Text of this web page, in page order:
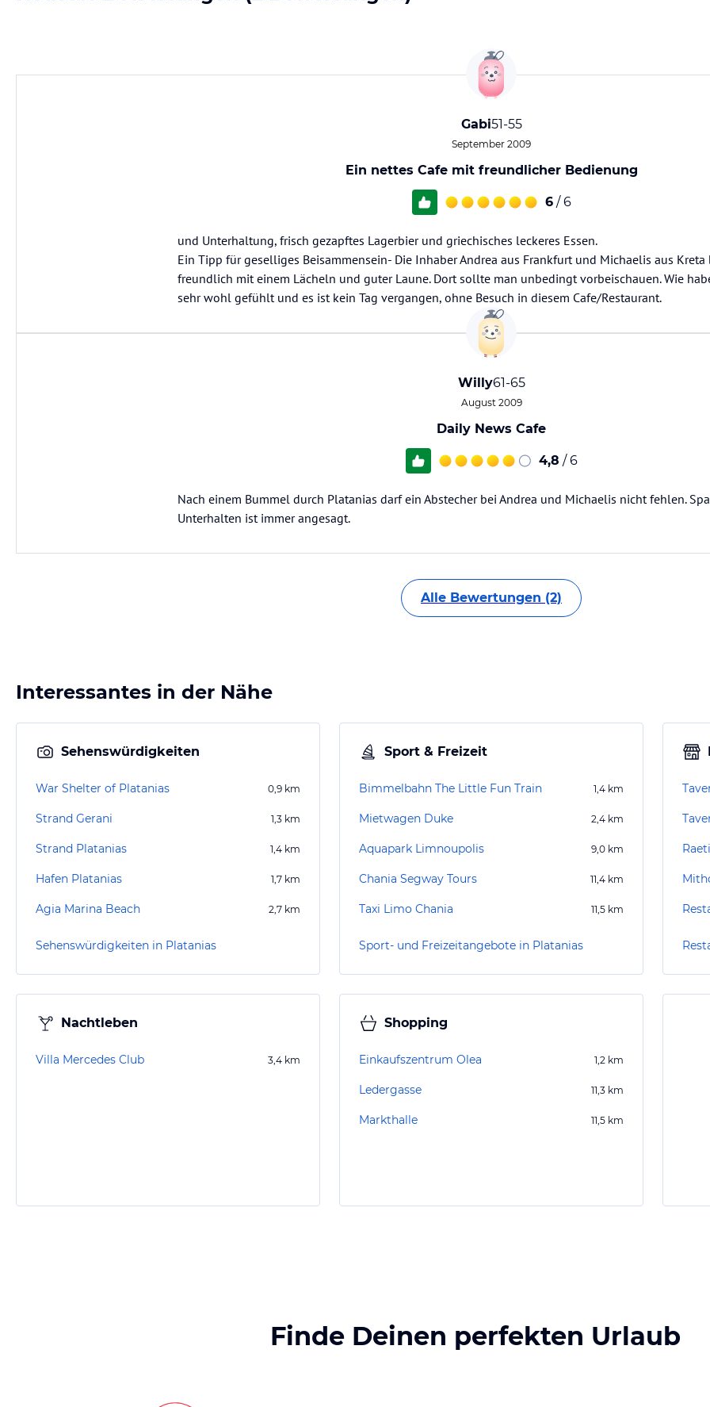
Gabi51-55
September 2009
Ein nettes Cafe mit freundlicher Bedienung
6 / 6
und Unterhaltung, frisch gezapftes Lagerbier und griechisches leckeres Essen.
Ein Tipp für geselliges Beisammensein- Die Inhaber Andrea aus Frankfurt und Michaelis aus Kreta
freundlich mit einem Lächeln und guter Laune. Dort sollte man unbedingt vorbeischauen. Wie
sehr wohl gefühlt und es ist kein Tag vergangen, ohne Besuch in diesem Cafe/Restaurant.
Willy61-65
August 2009
Daily News Cafe
4,8 / 6
Nach einem Bummel durch Platanias darf ein Abstecher bei Andrea und Michaelis nicht fehlen.
Unterhalten ist immer angesagt.
Alle Bewertungen (2)
Interessantes in der Nähe
Sehenswürdigkeiten
War Shelter of Platanias 0,9 km
Strand Gerani 1,3 km
Strand Platanias 1,4 km
Hafen Platanias 1,7 km
Agia Marina Beach 2,7 km
Sehenswürdigkeiten in Platanias
Sport & Freizeit
Bimmelbahn The Little Fun Train 1,4 km
Mietwagen Duke 2,4 km
Aquapark Limnoupolis 9,0 km
Chania Segway Tours 11,4 km
Taxi Limo Chania 11,5 km
Sport- und Freizeitangebote in Platanias
Nachtleben
Villa Mercedes Club 3,4 km
Shopping
Einkaufszentrum Olea 1,2 km
Ledergasse 11,3 km
Markthalle 11,5 km
Finde Deinen perfekten Urlaub